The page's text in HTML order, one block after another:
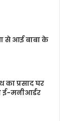
से आई बाबा के
का प्रसाद घर
ई-मनीआर्डर